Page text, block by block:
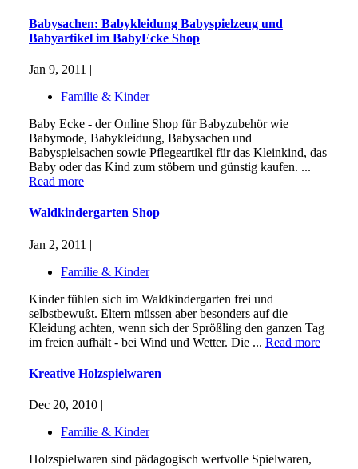
Babysachen: Babykleidung Babyspielzeug und
Babyartikel im BabyEcke Shop
Jan 9, 2011 |
Familie & Kinder
Baby Ecke - der Online Shop für Babyzubehör wie
Babymode, Babykleidung, Babysachen und
Babyspielsachen sowie Pflegeartikel für das Kleinkind, das
Baby oder das Kind zum stöbern und günstig kaufen. ...
Read more
Waldkindergarten Shop
Jan 2, 2011 |
Familie & Kinder
Kinder fühlen sich im Waldkindergarten frei und
selbstbewußt. Eltern müssen aber besonders auf die
Kleidung achten, wenn sich der Sprößling den ganzen Tag
im freien aufhält - bei Wind und Wetter. Die ... Read more
Kreative Holzspielwaren
Dec 20, 2010 |
Familie & Kinder
Holzspielwaren sind pädagogisch wertvolle Spielwaren,